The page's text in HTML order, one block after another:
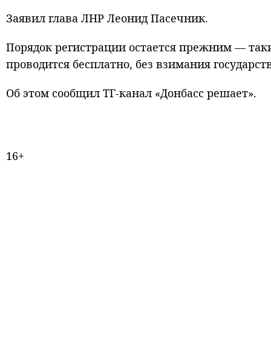
Заявил глава ЛНР Леонид Пасечник.
Порядок регистрации остается прежним —
проводится бесплатно, без взимания
Об этом сообщил ТГ-канал «Донбасс решает».
16+